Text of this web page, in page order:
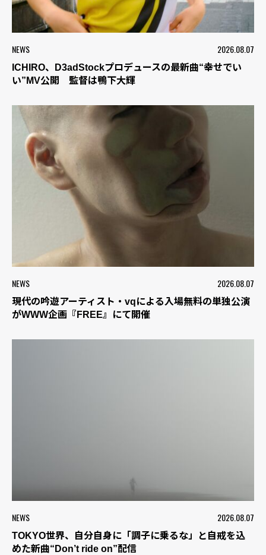
NEWS 2026.08.07
ICHIRO、D3adStockプロデュースの最新曲“幸せでい
い”MV公開 監督は鴨下大輝
NEWS 2026.08.07
現代の吟遊アーティスト・vqによる入場無料の単独公演
がWWW企画『FREE』にて開催
NEWS 2026.08.07
TOKYO世界、自分自身に「調子に乗るな」と自戒を込
めた新曲“Don’t ride on”配信